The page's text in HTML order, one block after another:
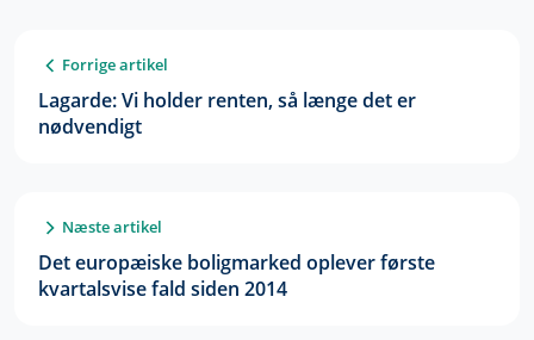
Forrige artikel
Lagarde: Vi holder renten, så længe det er
nødvendigt
Næste artikel
Det europæiske boligmarked oplever første
kvartalsvise fald siden 2014